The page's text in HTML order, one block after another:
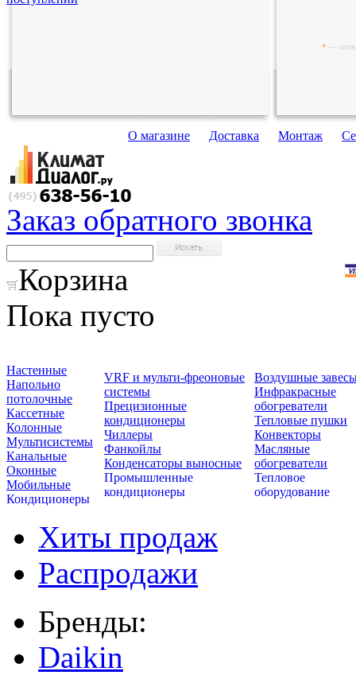
* —
О магазине Доставка Монтаж
Заказ обратного звонка
Корзина
Пока пусто
Настенные
Напольно
потолочные
Кассетные
Колонные
Мультисистемы
Канальные
Оконные
Мобильные
Кондиционеры
VRF и мульти-фреоновые
системы
Прецизионные
кондиционеры
Чиллеры
Фанкойлы
Конденсаторы выносные
Промышленные
кондиционеры
Воздушные
Инфракрасные
обогреватели
Тепловые пушки
Конвекторы
Масляные
обогреватели
Тепловое
оборудование
Хиты продаж
Распродажи
Бренды:
Daikin